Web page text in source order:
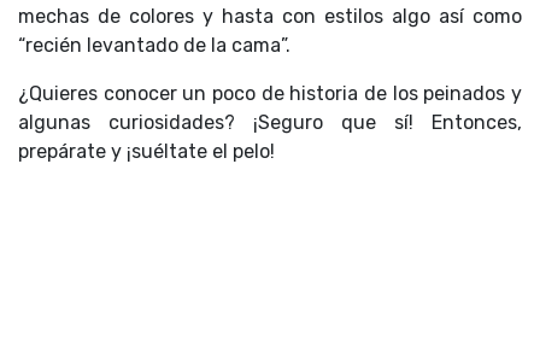
mechas de colores y hasta con estilos algo así como
“recién levantado de la cama”.
¿Quieres conocer un poco de historia de los peinados y
algunas curiosidades? ¡Seguro que sí! Entonces,
prepárate y ¡suéltate el pelo!